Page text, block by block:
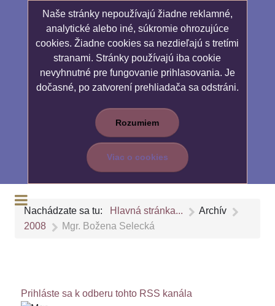
Naše stránky nepoužívajú žiadne reklamné,
analytické alebo iné, súkromie ohrozujúce
cookies. Žiadne cookies sa nezdieľajú s tretími
stranami. Stránky používajú iba cookie
nevyhnutné pre fungovanie prihlasovania. Je
dočasné, po zatvorení prehliadača sa odstráni.
Rozumiem
Viac o cookies
Nachádzate sa tu: Hlavná stránka...
Archív
2008
Mgr. Božena Selecká
Prihláste sa k odberu tohto RSS kanála